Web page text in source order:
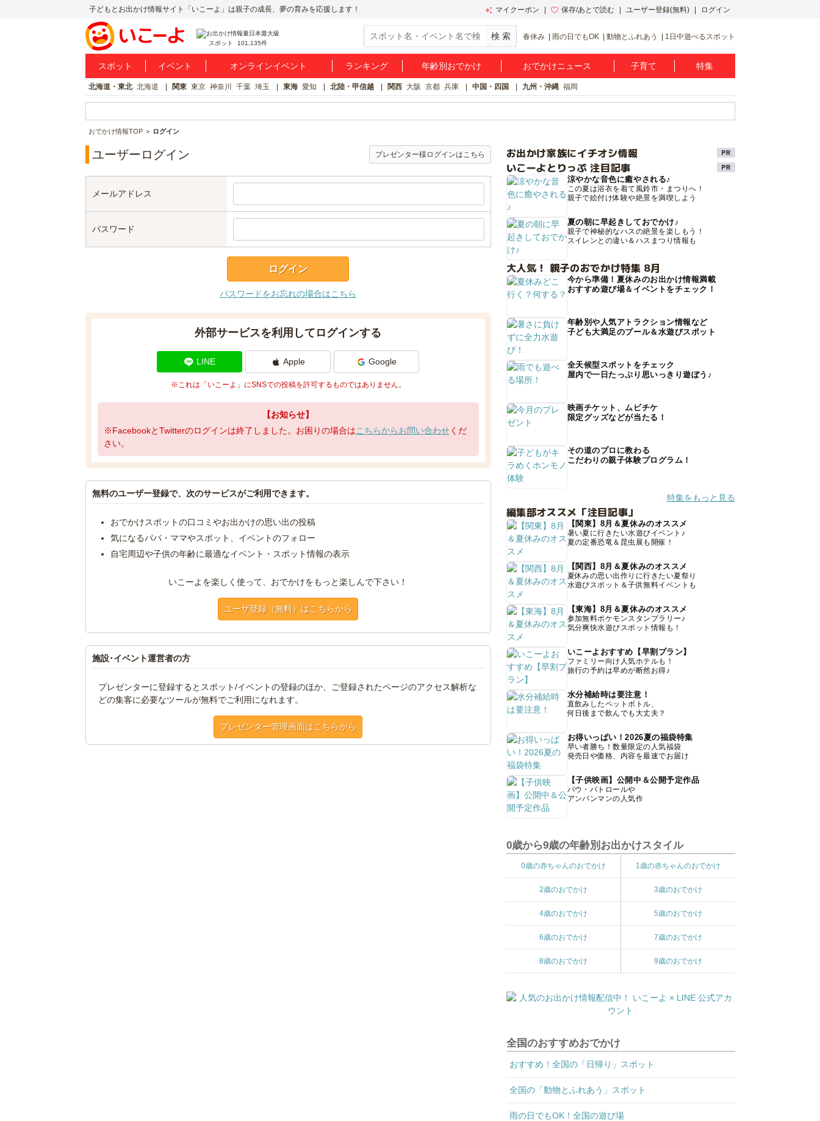
子どもとお出かけ情報サイト「いこーよ」は親子の成長、夢の育みを応援します！ マイクーポン 保存/あとで読む ユーザー登録(無料) ログイン
スポット 101,135件
春休み 雨の日でもOK 動物とふれあう 1日中遊べるスポット
スポット イベント オンラインイベント ランキング 年齢別おでかけ おでかけニュース 子育て 特集
北海道・東北 北海道 関東 東京 神奈川 千葉 埼玉 東海 愛知 北陸・甲信越 関西 大阪 京都 兵庫 中国・四国 九州・沖縄 福岡
おでかけ情報TOP ログイン
ユーザーログイン プレゼンター様ログインはこちら
メールアドレス
パスワード
パスワードをお忘れの場合はこちら
外部サービスを利用してログインする
LINE Apple Google
※これは「いこーよ」にSNSでの投稿を許可するものではありません。
【お知らせ】
※FacebookとTwitterのログインは終了しました。お困りの場合はこちらからお問い合わせくだ
さい。
無料のユーザー登録で、次のサービスがご利用できます。
おでかけスポットの口コミやお出かけの思い出の投稿
気になるパパ・ママやスポット、イベントのフォロー
自宅周辺や子供の年齢に最適なイベント・スポット情報の表示
いこーよを楽しく使って、おでかけをもっと楽しんで下さい！
ユーザ登録（無料）はこちらから
施設･イベント運営者の方
プレゼンターに登録するとスポット/イベントの登録のほか、ご登録されたページのアクセス解析な
どの集客に必要なツールが無料でご利用になれます。
プレゼンター管理画面はこちらから
お出かけ家族にイチオシ情報
いこーよとりっぷ 注目記事
涼やかな音色に癒やされる♪
この夏は浴衣を着て風鈴市・まつりへ！
親子で絵付け体験や絶景を満喫しよう
夏の朝に早起きしておでかけ♪
親子で神秘的なハスの絶景を楽しもう！
スイレンとの違い＆ハスまつり情報も
大人気！ 親子のおでかけ特集 8月
今から準備！夏休みのお出かけ情報満載
おすすめ遊び場＆イベントをチェック！
年齢別や人気アトラクション情報など
子ども大満足のプール＆水遊びスポット
全天候型スポットをチェック
屋内で一日たっぷり思いっきり遊ぼう♪
映画チケット、ムビチケ
限定グッズなどが当たる！
その道のプロに教わる
こだわりの親子体験プログラム！
特集をもっと見る
編集部オススメ「注目記事」
【関東】8月＆夏休みのオススメ
暑い夏に行きたい水遊びイベント♪
夏の定番恐竜＆昆虫展も開催！
【関西】8月＆夏休みのオススメ
夏休みの思い出作りに行きたい夏祭り
水遊びスポット＆子供無料イベントも
【東海】8月＆夏休みのオススメ
参加無料ポケモンスタンプラリー♪
気分爽快水遊びスポット情報も！
いこーよおすすめ【早割プラン】
ファミリー向け人気ホテルも！
旅行の予約は早めが断然お得♪
水分補給時は要注意！
直飲みしたペットボトル、
何日後まで飲んでも大丈夫？
お得いっぱい！2026夏の福袋特集
早い者勝ち！数量限定の人気福袋
発売日や価格、内容を最速でお届け
【子供映画】公開中＆公開予定作品
パウ・パトロールや
アンパンマンの人気作
0歳から9歳の年齢別お出かけスタイル
0歳の赤ちゃんのおでかけ 1歳の赤ちゃんのおでかけ
2歳のおでかけ 3歳のおでかけ
4歳のおでかけ 5歳のおでかけ
6歳のおでかけ 7歳のおでかけ
8歳のおでかけ 9歳のおでかけ
全国のおすすめおでかけ
おすすめ！全国の「日帰り」スポット
全国の「動物とふれあう」スポット
雨の日でもOK！全国の遊び場